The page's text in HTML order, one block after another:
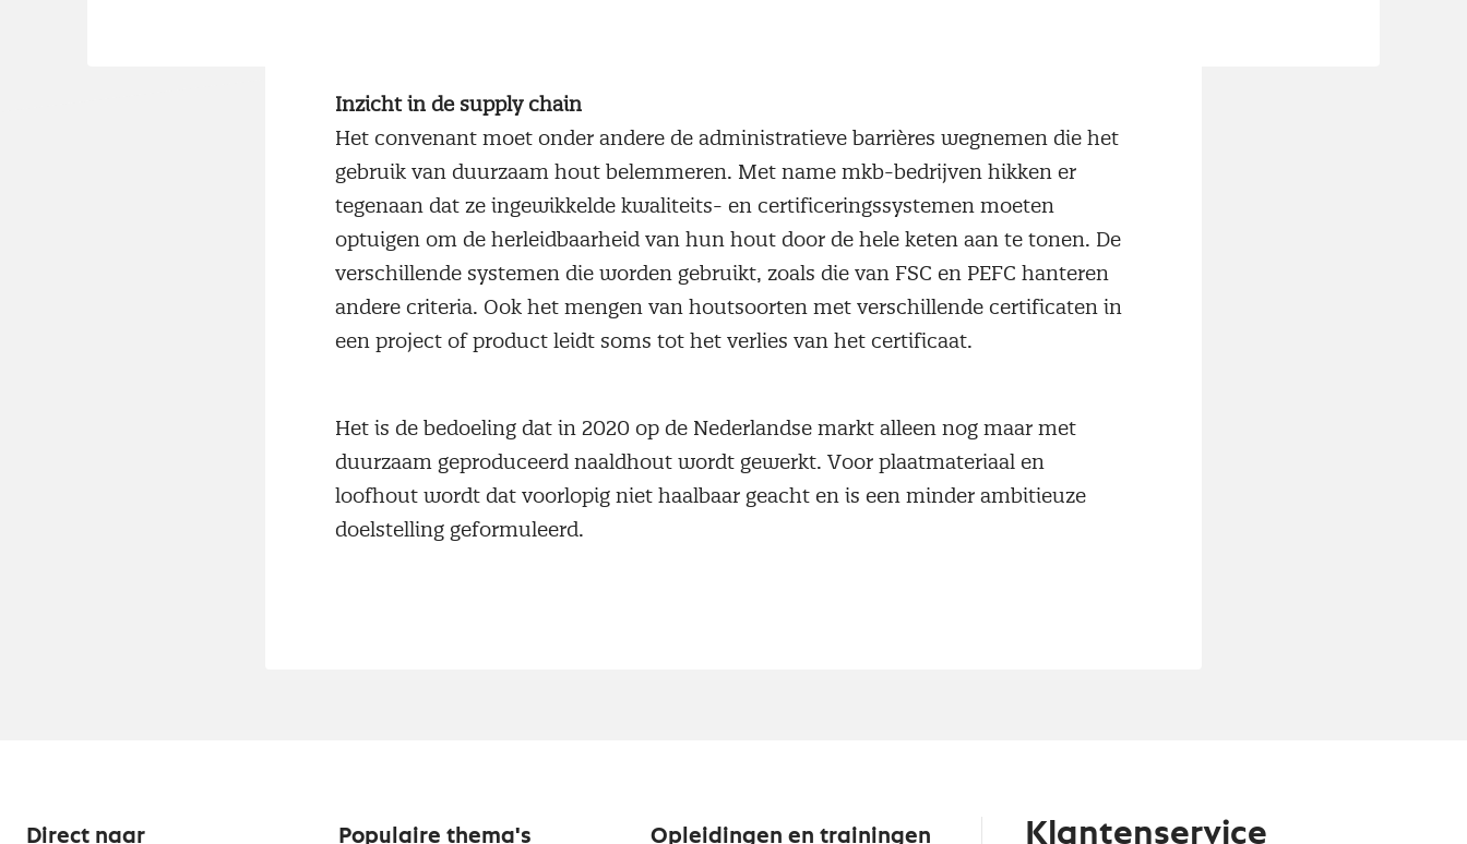
Inzicht in de supply chain
Het convenant moet onder andere de administratieve barrières wegnemen die het
gebruik van duurzaam hout belemmeren. Met name mkb-bedrijven hikken er
tegenaan dat ze ingewikkelde kwaliteits- en certificeringssystemen moeten
optuigen om de herleidbaarheid van hun hout door de hele keten aan te tonen. De
verschillende systemen die worden gebruikt, zoals die van FSC en PEFC hanteren
andere criteria. Ook het mengen van houtsoorten met verschillende certificaten in
een project of product leidt soms tot het verlies van het certificaat.
Het is de bedoeling dat in 2020 op de Nederlandse markt alleen nog maar met
duurzaam geproduceerd naaldhout wordt gewerkt. Voor plaatmateriaal en
loofhout wordt dat voorlopig niet haalbaar geacht en is een minder ambitieuze
doelstelling geformuleerd.
Direct naar Populaire thema's Opleidingen en trainingen Klantenservice